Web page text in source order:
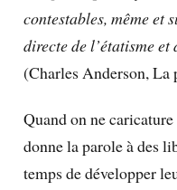
contestables, même et
directe de l’étatisme et
(Charles Anderson, La
Quand on ne
donne la parole à des
temps de développer